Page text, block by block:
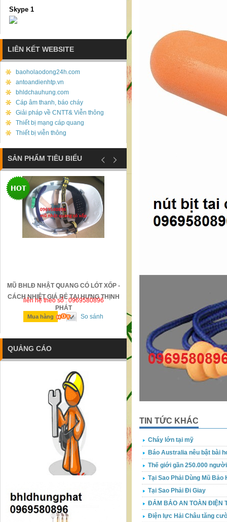
TIN TỨC KHÁC
Cháy lớn tại mỹ
Báo Australia nêu bật bài
Thế giới gần 250.000
Tại Sao Phải Dùng Mũ
Tại Sao Phải Đi Giay
ĐẢM BẢO AN TOÀN ĐIỆN
Điện lực Hải Châu tăng
Skype 1
LIÊN KẾT WEBSITE
baoholaodong24h.com
antoandienhtp.vn
bhldchauhung.com
Cáp âm thanh, báo cháy
Giải pháp về CNTT& Viễn thông
Thiết bị mạng cáp quang
Thiết bị viễn thông
SẢN PHẨM TIÊU BIỂU
MŨ BHLĐ NHẬT QUANG CÓ LÓT XỐP -
CÁCH NHIỆT GIÁ RẺ TẠI HƯNG THỊNH
PHÁT
liên hệ theo số : 0969580896
Mua hàng So sánh
liên hệ theo số : 0969580896
So sánh
QUẢNG CÁO